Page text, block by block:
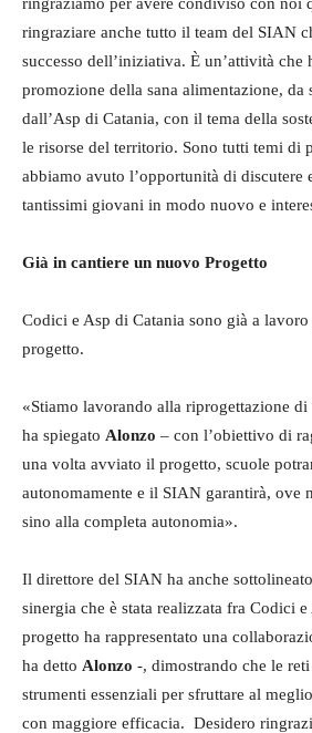
ringraziare anche tutto il team del SIAN
successo dell’iniziativa. È un’attività che
promozione della sana alimentazione, da
dall’Asp di Catania, con il tema della
le risorse del territorio. Sono tutti temi di
abbiamo avuto l’opportunità di discutere
tantissimi giovani in modo nuovo e
Già in cantiere un nuovo Progetto
Codici e Asp di Catania sono già a
progetto.
«Stiamo lavorando alla riprogettazione di
ha spiegato Alonzo – con l’obiettivo di
una volta avviato il progetto, scuole
autonomamente e il SIAN garantirà, ove
sino alla completa autonomia».
Il direttore del SIAN ha anche
sinergia che è stata realizzata fra Codici
progetto ha rappresentato una
ha detto Alonzo -, dimostrando che le
strumenti essenziali per sfruttare al
con maggiore efficacia. Desidero